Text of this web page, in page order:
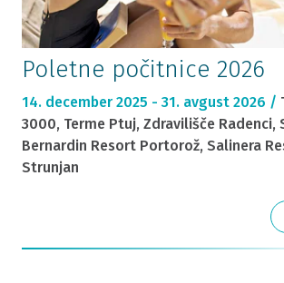
Poletne počitnice 2026
14. december 2025 - 31. avgust 2026 /
3000, Terme Ptuj, Zdravilišče Radenci,
Bernardin Resort Portorož, Salinera
Strunjan